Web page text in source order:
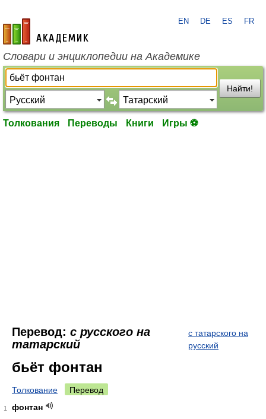
academic.ru
EN DE ES FR
Словари и энциклопедии на Академике
Найти!
Толкования Переводы Книги Игры ⚽
Перевод: с русского на
татарский
с татарского на
русский
бьёт фонтан
Толкование Перевод
1
фонтан